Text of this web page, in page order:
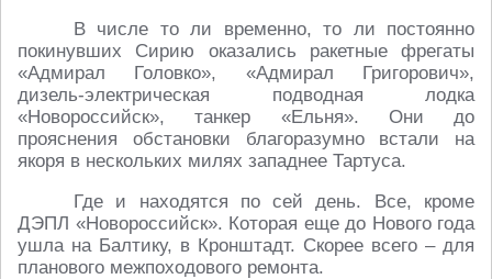
В числе то ли временно, то ли постоянно
покинувших Сирию оказались ракетные фрегаты
«Адмирал Головко», «Адмирал Григорович»,
дизель-электрическая подводная лодка
«Новороссийск», танкер «Ельня». Они до
прояснения обстановки благоразумно встали на
якоря в нескольких милях западнее Тартуса.
Где и находятся по сей день. Все, кроме
ДЭПЛ «Новороссийск». Которая еще до Нового года
ушла на Балтику, в Кронштадт. Скорее всего – для
планового межпоходового ремонта.